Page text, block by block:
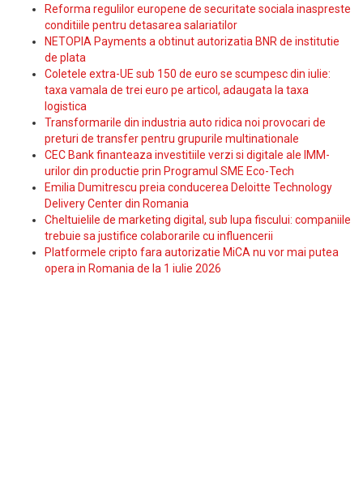
Reforma regulilor europene de securitate sociala inaspreste
conditiile pentru detasarea salariatilor
NETOPIA Payments a obtinut autorizatia BNR de institutie
de plata
Coletele extra-UE sub 150 de euro se scumpesc din iulie:
taxa vamala de trei euro pe articol, adaugata la taxa
logistica
Transformarile din industria auto ridica noi provocari de
preturi de transfer pentru grupurile multinationale
CEC Bank finanteaza investitiile verzi si digitale ale IMM-
urilor din productie prin Programul SME Eco-Tech
Emilia Dumitrescu preia conducerea Deloitte Technology
Delivery Center din Romania
Cheltuielile de marketing digital, sub lupa fiscului: companiile
trebuie sa justifice colaborarile cu influencerii
Platformele cripto fara autorizatie MiCA nu vor mai putea
opera in Romania de la 1 iulie 2026